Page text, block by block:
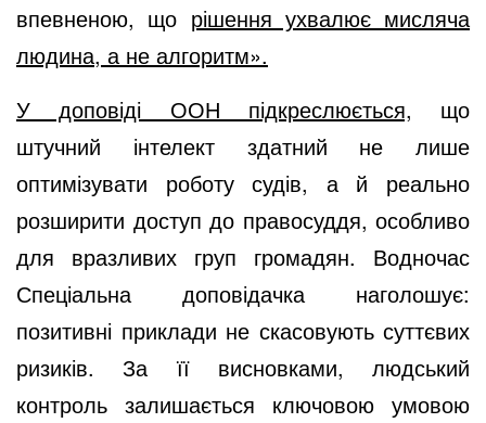
впевненою, що рішення ухвалює мисляча
людина, а не алгоритм».
У доповіді ООН підкреслюється, що
штучний інтелект здатний не лише
оптимізувати роботу судів, а й реально
розширити доступ до правосуддя, особливо
для вразливих груп громадян. Водночас
Спеціальна доповідачка наголошує:
позитивні приклади не скасовують суттєвих
ризиків. За її висновками, людський
контроль залишається ключовою умовою